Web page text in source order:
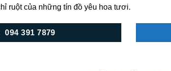
ruột của những tín đồ yêu hoa tươi.
094 391 7879